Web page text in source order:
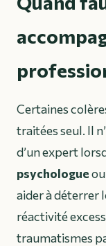
Certaines
traitées seul. Il
d’un expert
psychologue
aider à déterrer
réactivité
traumatismes